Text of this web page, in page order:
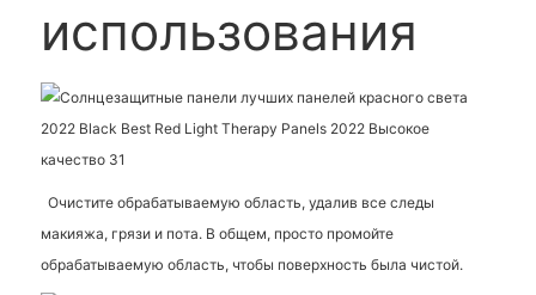
использования
Очистите обрабатываемую область, удалив все следы
макияжа, грязи и пота. В общем, просто промойте
обрабатываемую область, чтобы поверхность была чистой.